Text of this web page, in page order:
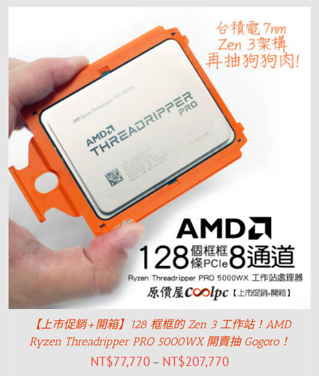
【上市促銷+開箱】128 框框的 Zen 3 工作站！AMD
Ryzen Threadripper PRO 5000WX 開賣抽 Gogoro！
NT$77,770 – NT$207,770